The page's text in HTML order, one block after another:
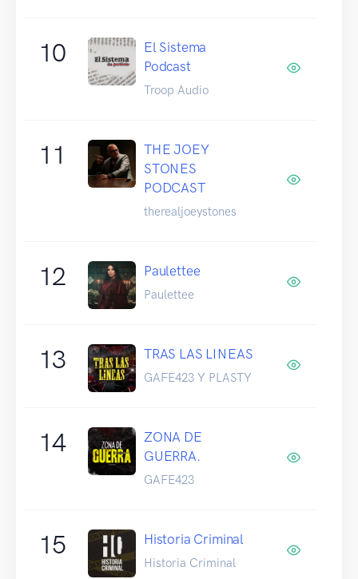
10
El Sistema
Podcast
Troop Audio
11
THE JOEY
STONES
PODCAST
therealjoeystones
12 Paulettee
Paulettee
13 TRAS LAS LINEAS
GAFE423 Y PLASTY
14
ZONA DE
GUERRA.
GAFE423
15 Historia Criminal
Historia Criminal